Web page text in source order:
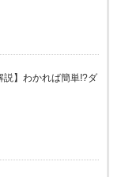
説】わかれば簡単!?ダ